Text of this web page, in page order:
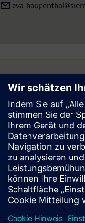
Follow
Press | Company |
© Siemens 1996 – 2026
Corporate Information
Privacy Notice
Cookie Notice